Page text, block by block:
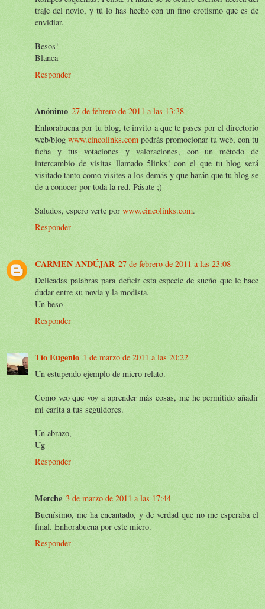
traje del novio, y tú lo has hecho con un fino erotismo que es de
envidiar.
Besos!
Blanca
Responder
Anónimo 27 de febrero de 2011 a las 13:38
Enhorabuena por tu blog, te invito a que te pases por el directorio
web/blog www.cincolinks.com podrás promocionar tu web, con tu
ficha y tus votaciones y valoraciones, con un método de
intercambio de visitas llamado 5links! con el que tu blog será
visitado tanto como visites a los demás y que harán que tu blog se
de a conocer por toda la red. Pásate ;)
Saludos, espero verte por www.cincolinks.com.
Responder
CARMEN ANDÚJAR 27 de febrero de 2011 a las 23:08
Delicadas palabras para deficir esta especie de sueño que le hace
dudar entre su novia y la modista.
Un beso
Responder
Tío Eugenio 1 de marzo de 2011 a las 20:22
Un estupendo ejemplo de micro relato.
Como veo que voy a aprender más cosas, me he permitido añadir
mi carita a tus seguidores.
Un abrazo,
Ug
Responder
Merche 3 de marzo de 2011 a las 17:44
Buenísimo, me ha encantado, y de verdad que no me esperaba el
final. Enhorabuena por este micro.
Responder